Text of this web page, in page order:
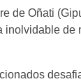
de Oñati
inolvidable de